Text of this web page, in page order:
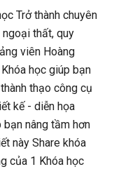
Trở thành chuyên
thất, quy
viên Hoàng
học giúp bạn
thạo công cụ
kế - diễn họa
nâng tầm hơn
này Share khóa
của 1 Khóa học